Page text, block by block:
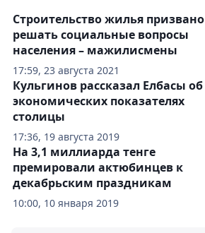
17:59, 23 августа 2021
Строительство жилья призвано
решать социальные вопросы
населения – мажилисмены
17:36, 19 августа 2019
Кульгинов рассказал Елбасы об
экономических показателях
столицы
10:00, 10 января 2019
На 3,1 миллиарда тенге
премировали актюбинцев к
декабрьским праздникам